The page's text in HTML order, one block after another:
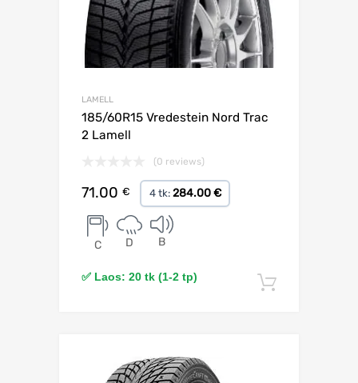
LAMELL
185/60R15 Vredestein Nord Trac
2 Lamell
(0 reviews)
71.00 € 4 tk: 284.00 €
C D B
✅ Laos: 20 tk (1-2 tp)